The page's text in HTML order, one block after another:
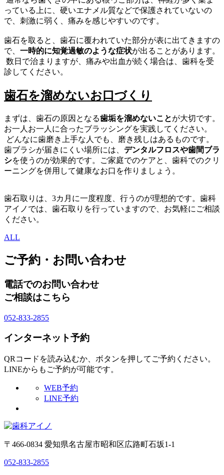
っている上に、硬いエナメル質などで保護されていないの
で、刺激に弱く、痛みを感じやすいのです。
歯石を取ると、歯石に覆われていた部分が表に出てきますの
で、 一時的に知覚過敏のような症状が出ることがあります。
数日で治まりますが、痛みや出血が続く場合は、歯科を受
診してください。
歯石を溜めないお口づくり
まずは、歯石の原因となる歯垢を溜めないことが大切です。
お一人お一人に合ったブラッシングを実践してください。
どんなに歯磨き上手な人でも、磨き残しはあるものです。
歯ブラシが届きにくい場所には、 デンタルフロスや歯間ブラ
シを使うのが効果的です。ご家庭でのケアと、歯科でのクリ
ーニングを併用して健康なお口を作りましょう。
歯石取りは、3カ月に一度程度、行うのが理想的です。歯科
アイノでは、歯石取りを行っていますので、お気軽にご相談
ください。
ALL
ご予約・お問い合わせ
電話でのお問い合わせ
ご相談はこちら
052-833-2855
インターネット予約
QRコードを読み込むか、ボタンを押してご予約ください。
LINEからもご予約が可能です。
WEB予約
LINE予約
〒466-0834 愛知県名古屋市昭和区広路町石坂1-1
052-833-2855